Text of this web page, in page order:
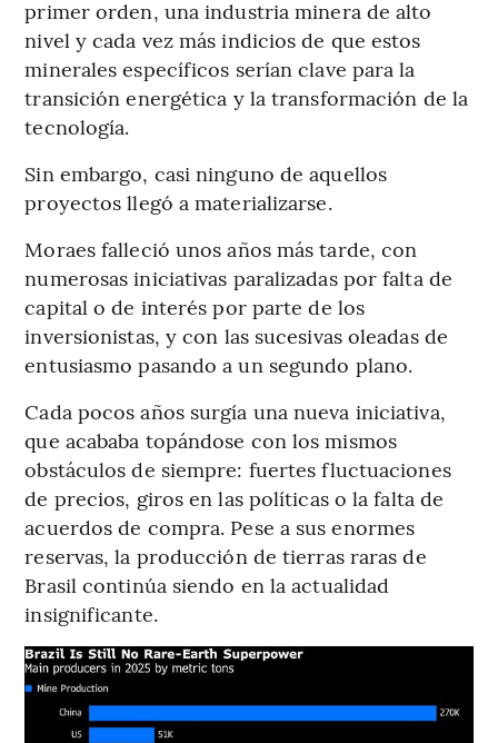
primer orden, una industria minera de alto
nivel y cada vez más indicios de que estos
minerales específicos serían clave para la
transición energética y la transformación de la
tecnología.
Sin embargo, casi ninguno de aquellos
proyectos llegó a materializarse.
Moraes falleció unos años más tarde, con
numerosas iniciativas paralizadas por falta de
capital o de interés por parte de los
inversionistas, y con las sucesivas oleadas de
entusiasmo pasando a un segundo plano.
Cada pocos años surgía una nueva iniciativa,
que acababa topándose con los mismos
obstáculos de siempre: fuertes fluctuaciones
de precios, giros en las políticas o la falta de
acuerdos de compra. Pese a sus enormes
reservas, la producción de tierras raras de
Brasil continúa siendo en la actualidad
insignificante.